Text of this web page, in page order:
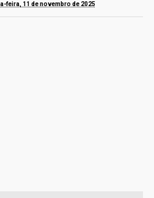
feira, 11 de novembro de 2025